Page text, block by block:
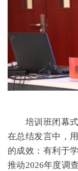
培训班闭幕式
在总结发言中，
的成效：有利于
推动2026年度调